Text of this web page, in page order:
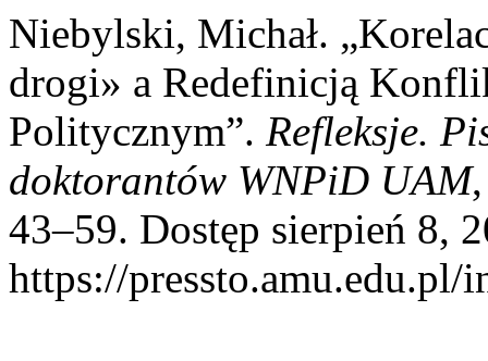
Niebylski, Michał.
drogi» a Redefinicją
Politycznym”. Refleksje.
doktorantów WNPiD UAM
43–59. Dostęp sierpień 8,
https://